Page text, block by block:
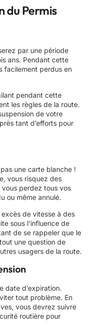
du Permis
par une période
ans. Pendant cette
facilement perdus en
pendant cette
les règles de la route.
de votre
tant d’efforts pour
une carte blanche !
vous risquez des
perdez tous vos
ou même annulé.
de vitesse à des
sous l’influence de
de se rappeler que le
une question de
usagers de la route.
date d’expiration.
tout problème. En
vous devrez suivre
routière pour